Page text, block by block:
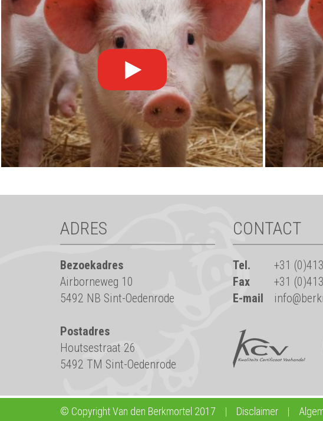
ADRES
Bezoekadres
Airborneweg 10
5492 NB Sint-Oedenrode
Postadres
Houtsestraat 26
5492 TM Sint-Oedenrode
CONTACT
Tel.
+31
Fax
+31
E-mail
© Copyright Van den Berkmortel 2017 | Disclaimer |